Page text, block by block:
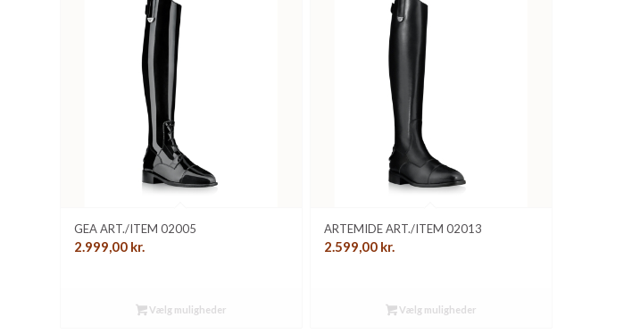
GEA ART./ITEM 02005
2.999,00 kr.
Vælg muligheder
ARTEMIDE ART./ITEM 02013
2.599,00 kr.
Vælg muligheder